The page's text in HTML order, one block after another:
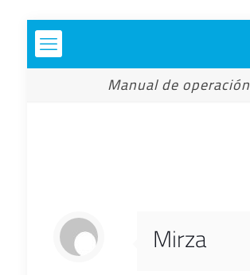
Manual de operación
Mirza